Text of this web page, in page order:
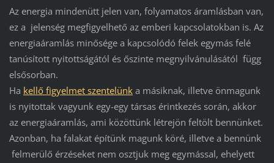
Az energia mindenütt jelen van, folyamatos áramlásban van,
ez a jelenség megfigyelhető az emberi kapcsolatokban is. Az
energiaáramlás minősége a kapcsolódó felek egymás felé
tanúsított nyitottságától és őszinte megnyilvánulásától függ
elsősorban.
Ha kellő figyelmet szentelünka másiknak, illetve önmagunk
is nyitottak vagyunk egy-egy társas érintkezés során, akkor
az energiaáramlás, ami közöttünk létrejön feltölt bennünket.
Azonban, ha falakat építünk magunk köré, illetve a bennünk
felmerülő érzéseket nem osztjuk meg egymással, ehelyett